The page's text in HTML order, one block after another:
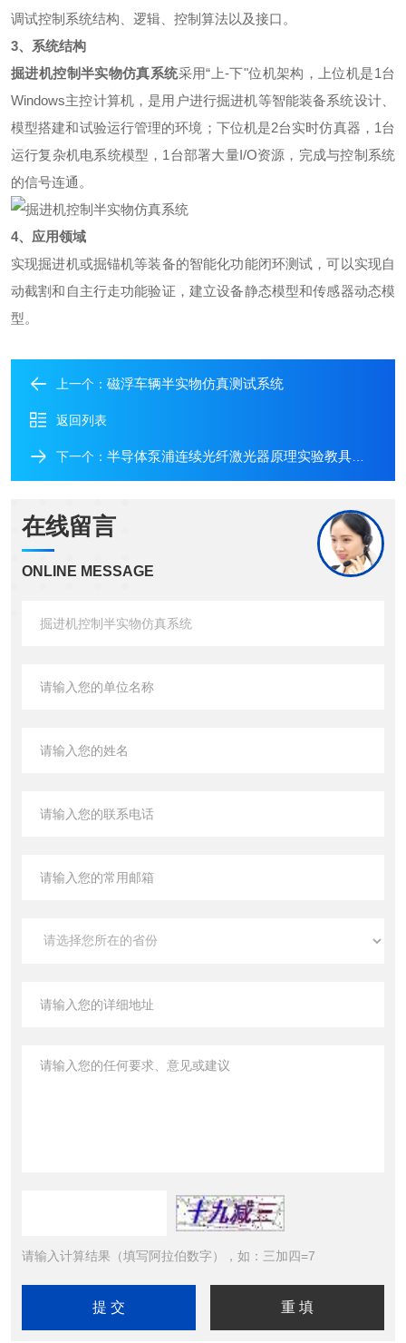
调试控制系统结构、逻辑、控制算法以及接口。
3、系统结构
掘进机控制半实物仿真系统采用“上-下"位机架构，上位机是1台
Windows主控计算机，是用户进行掘进机等智能装备系统设计、
模型搭建和试验运行管理的环境；下位机是2台实时仿真器，1台
运行复杂机电系统模型，1台部署大量I/O资源，完成与控制系统
的信号连通。
4、应用领域
实现掘进机或掘锚机等装备的智能化功能闭环测试，可以实现自
动截割和自主行走功能验证，建立设备静态模型和传感器动态模
型。
上一个： 磁浮车辆半实物仿真测试系统
返回列表
下一个： 半导体泵浦连续光纤激光器原理实验教具方案
在线留言
ONLINE MESSAGE
请输入计算结果（填写阿拉伯数字），如：三加四=7